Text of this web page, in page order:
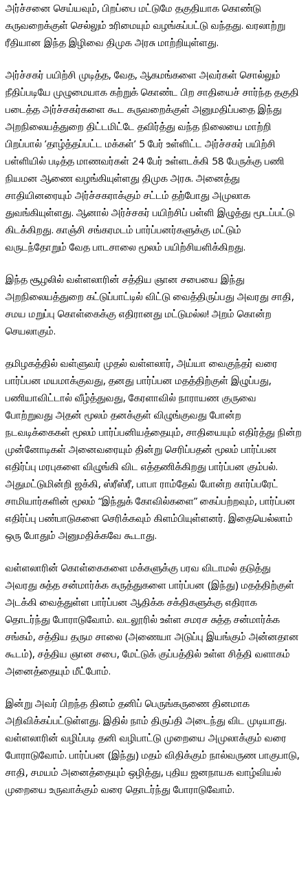
அர்ச்சனை செய்யவும், பிறப்பை மட்டுமே தகுதியாக கொண்டு
கருவறைக்குள் செல்லும் உரிமையும் வழங்கப்பட்டு வந்தது. வரலாற்று
ரீதியான இந்த இழிவை திமுக அரசு மாற்றியுள்ளது.
அர்ச்சகர் பயிற்சி முடித்த, வேத, ஆகமங்களை அவர்கள் சொல்லும்
நீதிப்படியே முழுமையாக கற்றுக் கொண்ட பிற சாதியைச் சார்ந்த தகுதி
படைத்த அர்ச்சகர்களை கூட கருவறைக்குள் அனுமதிப்பதை இந்து
அறநிலையத்துறை திட்டமிட்டே தவிர்த்து வந்த நிலையை மாற்றி
பிறப்பால் ’தாழ்த்தப்பட்ட மக்கள்’ 5 பேர் உள்ளிட்ட அர்ச்சகர் பயிற்சி
பள்ளியில் படித்த மாணவர்கள் 24 பேர் உள்ளடக்கி 58 பேருக்கு பணி
நியமன ஆணை வழங்கியுள்ளது திமுக அரசு. அனைத்து
சாதியினரையும் அர்ச்சகராக்கும் சட்டம் தற்போது அமுலாக
துவங்கியுள்ளது. ஆனால் அர்ச்சகர் பயிற்சிப் பள்ளி இழுத்து மூடப்பட்டு
கிடக்கிறது. காஞ்சி சங்கரமடம் பார்ப்பனர்களுக்கு மட்டும்
வருடந்தோறும் வேத பாடசாலை மூலம் பயிற்சியளிக்கிறது.
இந்த சூழலில் வள்ளலாரின் சத்திய ஞான சபையை இந்து
அறநிலையத்துறை கட்டுப்பாட்டில் விட்டு வைத்திருப்பது அவரது சாதி,
சமய மறுப்பு கொள்கைக்கு எதிரானது மட்டுமல்ல! அறம் கொன்ற
செயலாகும்.
தமிழகத்தில் வள்ளுவர் முதல் வள்ளலார், அய்யா வைகுந்தர் வரை
பார்ப்பன மயமாக்குவது, தனது பார்ப்பன மதத்திற்குள் இழுப்பது,
பணியாவிட்டால் வீழ்த்துவது, கேரளாவில் நாராயண குருவை
போற்றுவது அதன் மூலம் தனக்குள் விழுங்குவது போன்ற
நடவடிக்கைகள் மூலம் பார்ப்பனியத்தையும், சாதியையும் எதிர்த்து நின்ற
முன்னோடிகள் அனைவரையும் தின்று செரிப்பதன் மூலம் பார்ப்பன
எதிர்ப்பு மரபுகளை விழுங்கி விட எத்தணிக்கிறது பார்ப்பன கும்பல்.
அதுமட்டுமின்றி ஜக்கி, ஸ்ரீஸ்ரீ, பாபா ராம்தேவ் போன்ற கார்ப்பரேட்
சாமியார்களின் மூலம் “இந்துக் கோவில்களை” கைப்பற்றவும், பார்ப்பன
எதிர்ப்பு பண்பாடுகளை செரிக்கவும் கிளம்பியுள்ளனர். இதையெல்லாம்
ஒரு போதும் அனுமதிக்கவே கூடாது.
வள்ளலாரின் கொள்கைகளை மக்களுக்கு பரவ விடாமல் தடுத்து
அவரது சுத்த சன்மார்க்க கருத்துகளை பார்ப்பன (இந்து) மதத்திற்குள்
அடக்கி வைத்துள்ள பார்ப்பன ஆதிக்க சக்திகளுக்கு எதிராக
தொடர்ந்து போராடுவோம். வடலூரில் உள்ள சமரச சுத்த சன்மார்க்க
சங்கம், சத்திய தரும சாலை (அணையா அடுப்பு இயங்கும் அன்னதான
கூடம்), சத்திய ஞான சபை, மேட்டுக் குப்பத்தில் உள்ள சித்தி வளாகம்
அனைத்தையும் மீட்போம்.
இன்று அவர் பிறந்த தினம் தனிப் பெருங்கருணை தினமாக
அறிவிக்கப்பட்டுள்ளது. இதில் நாம் திருப்தி அடைந்து விட முடியாது.
வள்ளலாரின் வழிப்படி தனி வழிபாட்டு முறையை அமுலாக்கும் வரை
போராடுவோம். பார்ப்பன (இந்து) மதம் விதிக்கும் நால்வருண பாகுபாடு,
சாதி, சமயம் அனைத்தையும் ஒழித்து, புதிய ஜனநாயக வாழ்வியல்
முறையை உருவாக்கும் வரை தொடர்ந்து போராடுவோம்.